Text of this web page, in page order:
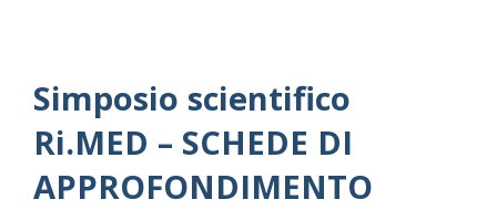
Simposio scientifico
Ri.MED – SCHEDE DI
APPROFONDIMENTO